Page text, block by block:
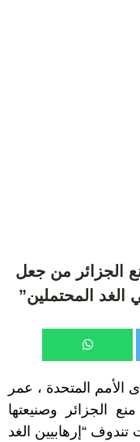
الجزائر من جعل
الغد المحتملين”
الأمم المتحدة ، عمر
الجزائر وصنيعتها
“إرهابيين الغد